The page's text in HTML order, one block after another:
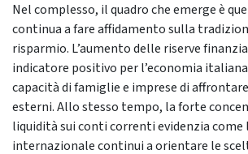
Nel complesso, il quadro che emerge è
continua a fare affidamento sulla
risparmio. L’aumento delle riserve
indicatore positivo per l’economia
capacità di famiglie e imprese di
esterni. Allo stesso tempo, la forte
liquidità sui conti correnti evidenzia come
internazionale continui a orientare le